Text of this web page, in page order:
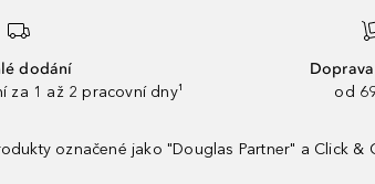
dodání
za 1 až 2 pracovní dny¹
od
označené jako "Douglas Partner" a Click &